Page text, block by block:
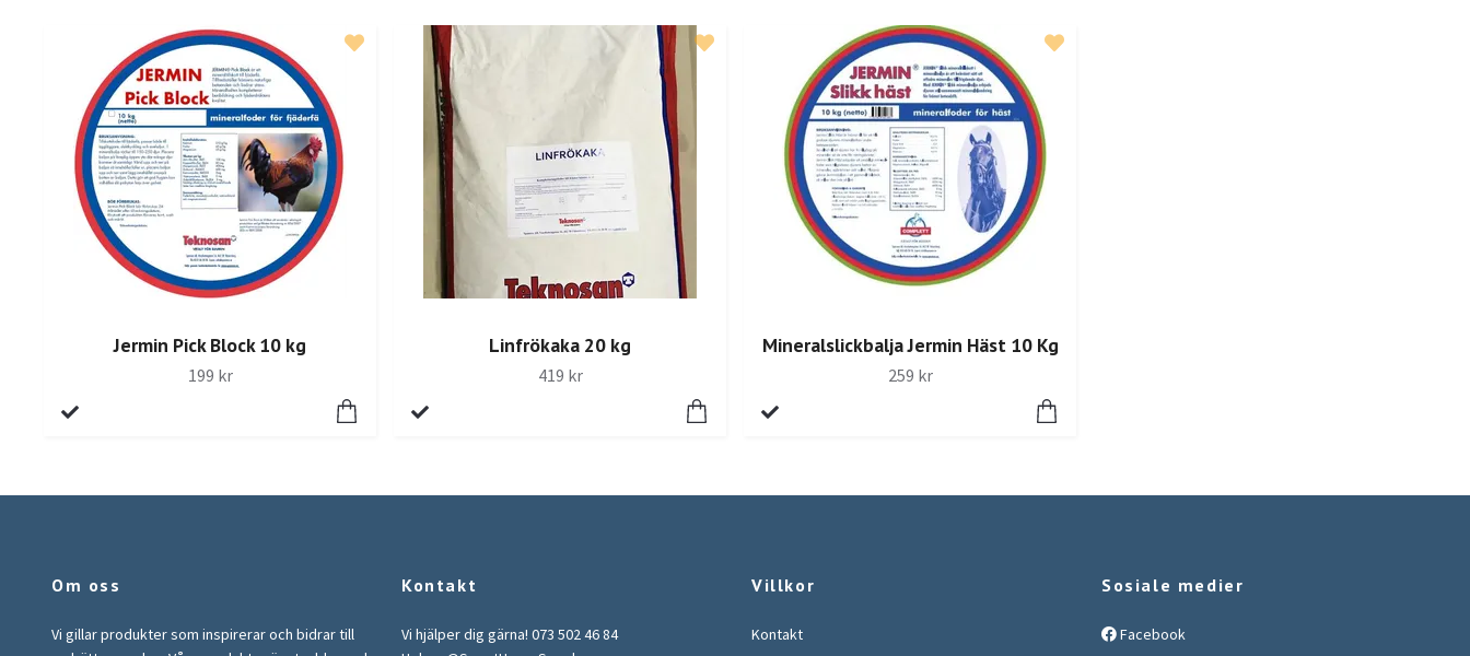
Jermin Pick Block 10 kg
199 kr
Linfrökaka 20 kg
419 kr
Mineralslickbalja Jermin Häst 10 Kg
259 kr
Om oss
Vi gillar produkter som inspirerar och bidrar till
Kontakt
Vi hjälper dig gärna! 073 502 46 84
Villkor
Kontakt
Sosiale medier
Facebook